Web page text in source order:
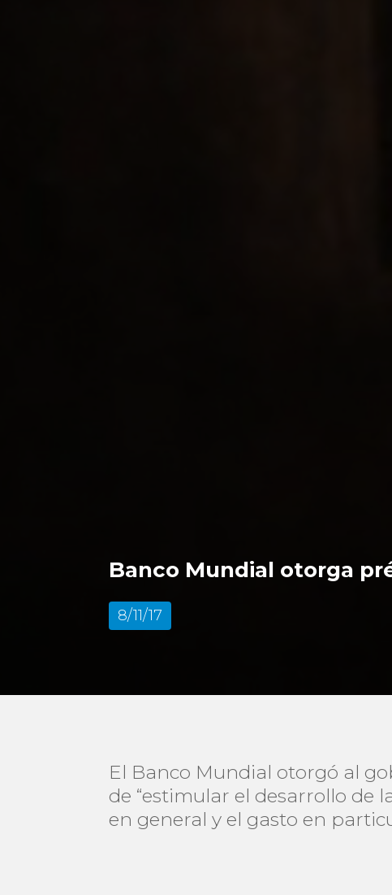
Banco Mundial otorga
8/11/17
El Banco Mundial otorgó al
de “estimular el desarrollo de
en general y el gasto en